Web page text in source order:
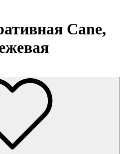
Cane,